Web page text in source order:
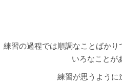
練習の過程では順調なことばか
いろなことが
練習が思うように